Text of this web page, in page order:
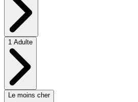
1 Adulte
Le moins cher